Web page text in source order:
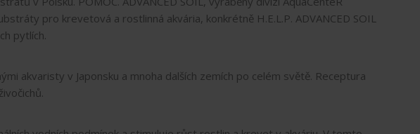
pro krevetová a rostlinná akvária, konkrétně H.E.L.P. ADVANCED SOIL
pytlích.
akvaristy v Japonsku a mnoha dalších zemích po celém světě. Receptura